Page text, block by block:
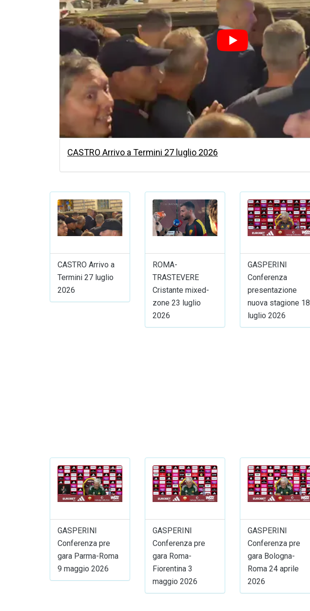
CASTRO Arrivo a Termini 27 luglio 2026
CASTRO Arrivo a
Termini 27 luglio
2026
ROMA-
TRASTEVERE
Cristante mixed-
zone 23 luglio
2026
GASPERINI
Conferenza
presentazione
nuova stagione 18
luglio 2026
GASPERINI
Conferenza pre
gara Parma-Roma
9 maggio 2026
GASPERINI
Conferenza pre
gara Roma-
Fiorentina 3
maggio 2026
GASPERINI
Conferenza pre
gara Bologna-
Roma 24 aprile
2026